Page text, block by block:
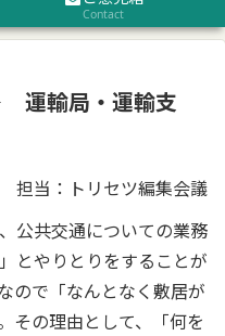
Contact
運輸局・運輸支
担当：トリセツ編集会議
公共交通についての業務
とやりとりをすることが
ので「なんとなく敷居が
その理由として、「何を